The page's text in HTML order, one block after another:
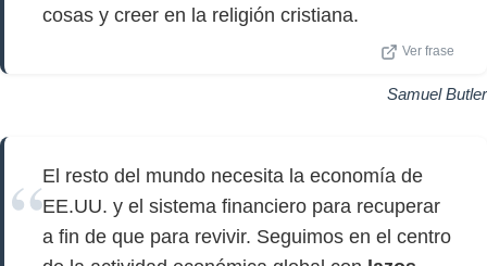
cosas y creer en la religión cristiana.
Ver frase
Samuel Butler
El resto del mundo necesita la economía de
EE.UU. y el sistema financiero para recuperar
a fin de que para revivir. Seguimos en el centro